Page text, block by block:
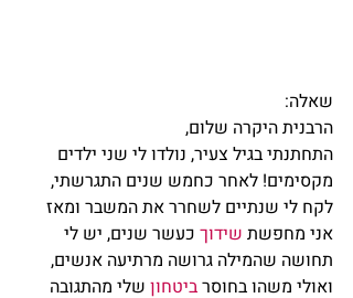
שאלה:
הרבנית היקרה שלום,
התחתנתי בגיל צעיר, נולדו לי שני ילדים
מקסימים! לאחר כחמש שנים התגרשתי,
לקח לי שנתיים לשחרר את המשבר ומאז
אני מחפשת שידוך כעשר שנים, יש לי
תחושה שהמילה גרושה מרתיעה אנשים,
ואולי משהו בחוסר ביטחון שלי מהתגובה